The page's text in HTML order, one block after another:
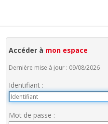
Accéder à mon espace
Dernière mise à jour : 09/08/2026
Identifiant :
Mot de passe :